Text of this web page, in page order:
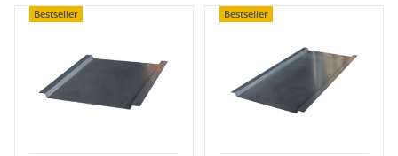
Bestseller Bestseller